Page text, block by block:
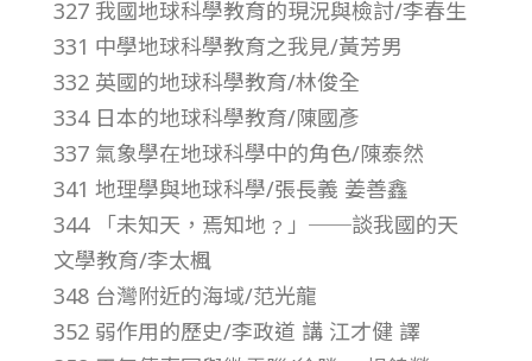
第
1
9
卷
第
327 我國地球科學教育的現況與檢討/李春生
331 中學地球科學教育之我見/黃芳男
332 英國的地球科學教育/林俊全
334 日本的地球科學教育/陳國彥
337 氣象學在地球科學中的角色/陳泰然
341 地理學與地球科學/張長義 姜善鑫
344 「未知天，焉知地﹖」──談我國的天
文學教育/李太楓
348 台灣附近的海域/范光龍
352 弱作用的歷史/李政道 講 江才健 譯